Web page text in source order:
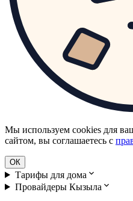
Мы используем cookies для
сайтом, вы соглашаетесь с
ОК
Тарифы для дома
Провайдеры Кызыла